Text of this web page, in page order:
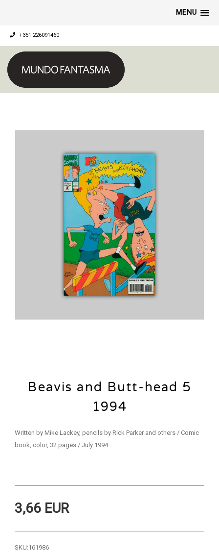
MENU
+351 226091460
Beavis and Butt-head 5
1994
Written by Mike Lackey, pencils by Rick Parker and others / Comic
book, color, 32 pages / July 1994
3,66 EUR
SKU:161986